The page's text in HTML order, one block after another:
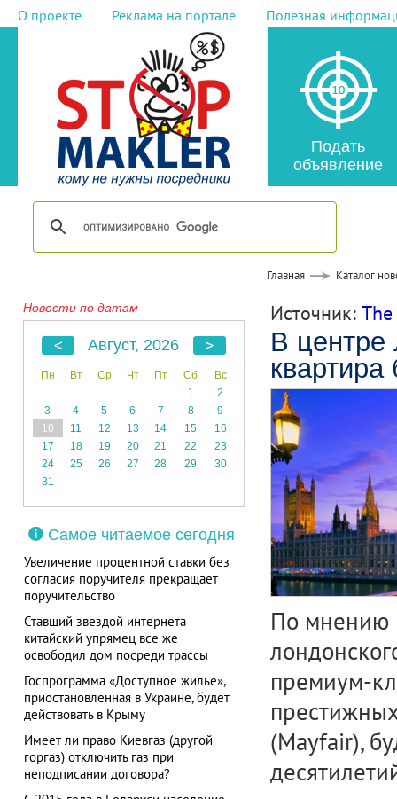
О проекте Реклама на портале Полезная
Подать
объявление
Главная Каталог
Новости по датам
Август, 2026
Пн Вт Ср Чт Пт Сб
Вс
1
2
3
4 5 6 7 8
9
10
11 12 13 14 15
16
17
18 19 20 21 22
23
24
25 26 27 28 29
30
31
Самое читаемое сегодня
Увеличение процентной ставки без
согласия поручителя прекращает
поручительство
Ставший звездой интернета
китайский упрямец все же
освободил дом посреди трассы
Госпрограмма «Доступное жилье»,
приостановленная в Украине, будет
действовать в Крыму
Имеет ли право Киевгаз (другой
горгаз) отключить газ при
неподписании договора?
Источник:
В центре
По мнению
премиум-
(Mayfair),